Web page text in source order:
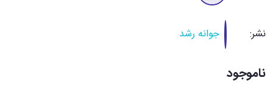
نشر: جوانه رشد
ناموجود